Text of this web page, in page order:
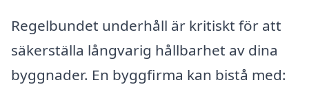
Regelbundet underhåll är kritiskt för att
säkerställa långvarig hållbarhet av dina
byggnader. En byggfirma kan bistå med: